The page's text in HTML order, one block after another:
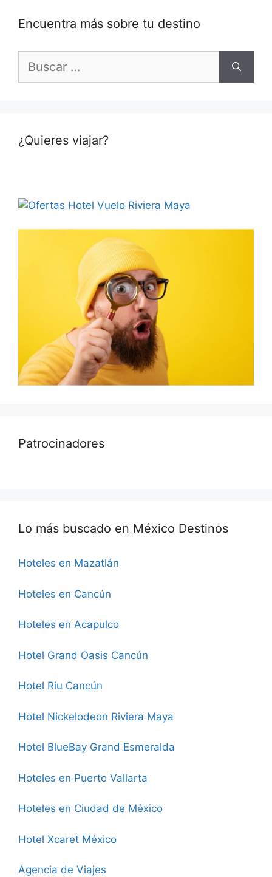
Encuentra más sobre tu destino
¿Quieres viajar?
Patrocinadores
Lo más buscado en México Destinos
Hoteles en Mazatlán
Hoteles en Cancún
Hoteles en Acapulco
Hotel Grand Oasis Cancún
Hotel Riu Cancún
Hotel Nickelodeon Riviera Maya
Hotel BlueBay Grand Esmeralda
Hoteles en Puerto Vallarta
Hoteles en Ciudad de México
Hotel Xcaret México
Agencia de Viajes